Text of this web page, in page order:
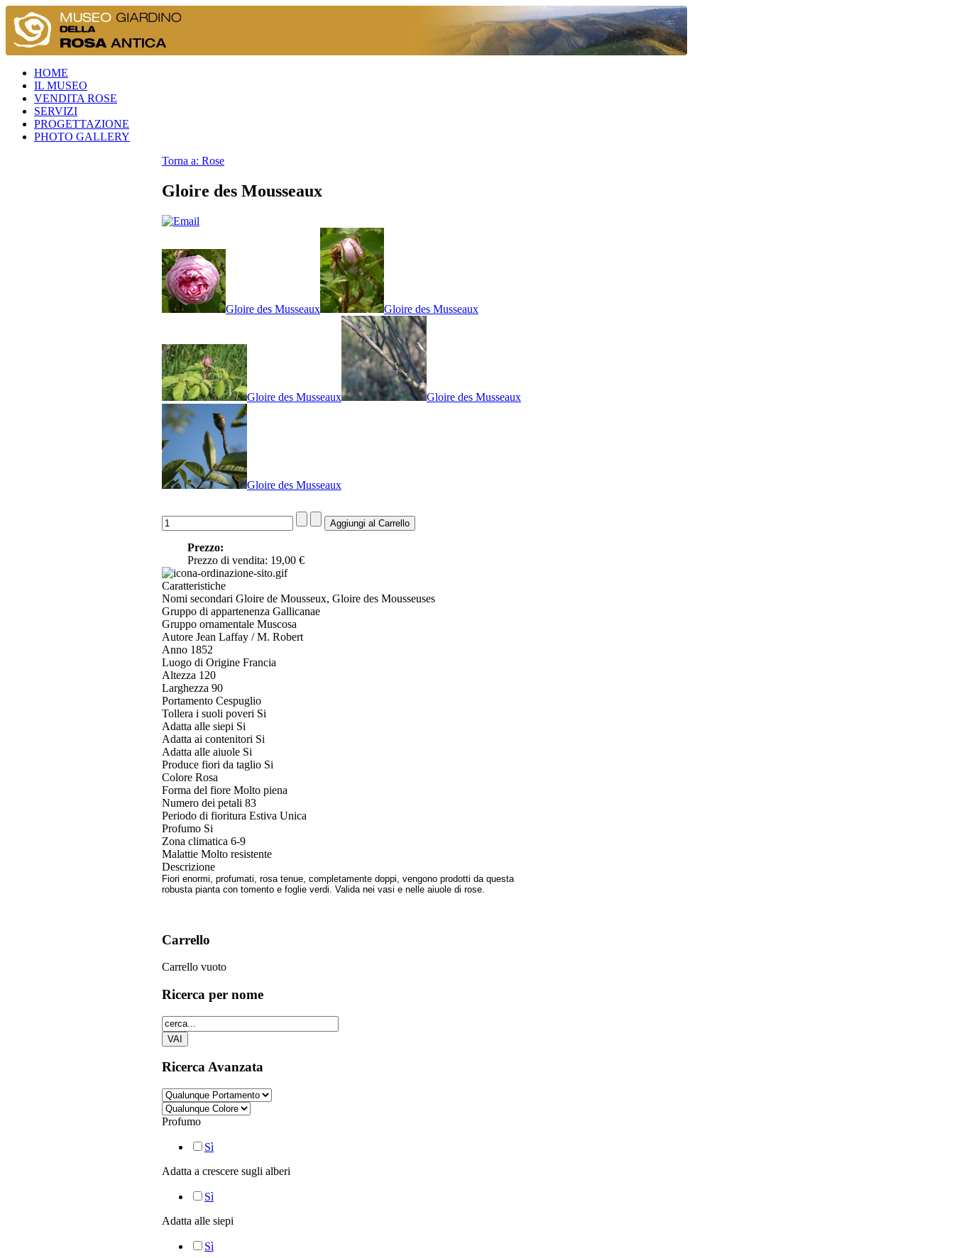
HOME
IL MUSEO
VENDITA ROSE
SERVIZI
PROGETTAZIONE
PHOTO GALLERY
Torna a: Rose
Gloire des Mousseaux
Gloire des Musseaux Gloire des Musseaux
Gloire des Musseaux Gloire des Musseaux
Gloire des Musseaux
Prezzo:
Prezzo di vendita: 19,00 €
Caratteristiche
Nomi secondari Gloire de Mousseux, Gloire des Mousseuses
Gruppo di appartenenza Gallicanae
Gruppo ornamentale Muscosa
Autore Jean Laffay / M. Robert
Anno 1852
Luogo di Origine Francia
Altezza 120
Larghezza 90
Portamento Cespuglio
Tollera i suoli poveri Si
Adatta alle siepi Si
Adatta ai contenitori Si
Adatta alle aiuole Si
Produce fiori da taglio Si
Colore Rosa
Forma del fiore Molto piena
Numero dei petali 83
Periodo di fioritura Estiva Unica
Profumo Si
Zona climatica 6-9
Malattie Molto resistente
Descrizione
Fiori enormi, profumati, rosa tenue, completamente doppi, vengono prodotti da questa
robusta pianta con tomento e foglie verdi. Valida nei vasi e nelle aiuole di rose.
Carrello
Carrello vuoto
Ricerca per nome
RicercaAvanzata
Profumo
Sì
Adatta a crescere sugli alberi
Sì
Adatta alle siepi
Sì